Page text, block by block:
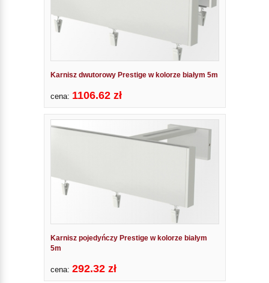
Karnisz dwutorowy Prestige w kolorze białym 5m
cena: 1106.62 zł
Karnisz pojedyńczy Prestige w kolorze białym
5m
cena: 292.32 zł